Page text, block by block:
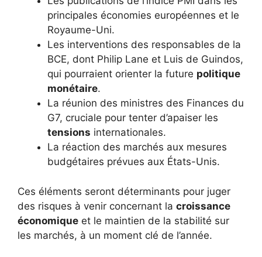
principales économies européennes et le
Royaume-Uni.
Les interventions des responsables de la
BCE, dont Philip Lane et Luis de Guindos,
qui pourraient orienter la future politique
monétaire.
La réunion des ministres des Finances du
G7, cruciale pour tenter d’apaiser les
tensions internationales.
La réaction des marchés aux mesures
budgétaires prévues aux États-Unis.
Ces éléments seront déterminants pour juger
des risques à venir concernant la croissance
économique et le maintien de la stabilité sur
les marchés, à un moment clé de l’année.